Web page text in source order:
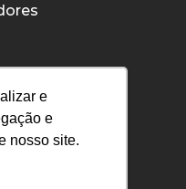
e
e
nosso site.